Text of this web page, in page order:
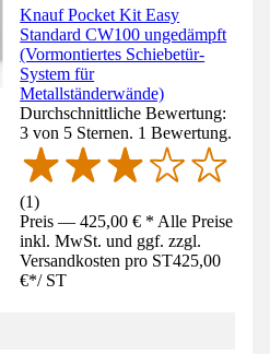
Knauf Pocket Kit Easy
Standard CW100 ungedämpft
(Vormontiertes Schiebetür-
System für
Metallständerwände)
Durchschnittliche Bewertung:
3 von 5 Sternen. 1 Bewertung.
(1)
Preis — 425,00 € * Alle Preise
inkl. MwSt. und ggf. zzgl.
Versandkosten pro ST425,00
€*/ ST